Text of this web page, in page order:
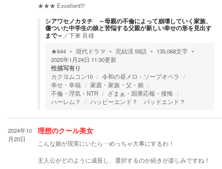
★★★ Excellent!!!
シアワセノカタチ ～母親の不倫によって崩壊していく家族、
傷ついた中学生の娘と苦悩する父親が新しい幸せの形を見出す
まで～ ／下東 良雄
★644 現代ドラマ 完結済59話 135,068文字
2025年1月24日 11:30更新
性描写有り
カクヨムコン10
令和の昼メロ・ソープオペラ
幸せ・幸福
家庭・家族・父・娘
不倫・浮気・NTR
ざまぁ・因果応報・後悔
ハーレム？
ハッピーエンド？ バッドエンド？
2024年10
月20日
理想のクール美女
こんな娘が現実にいたら…めっちゃ大事にするわ！
主人公がどのように成長し、選択するのか続きが楽しみですね！